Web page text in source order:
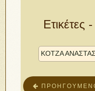
Ετικέτες
ΚΟΤΖΑ ΑΝΑΣΤΑΣ